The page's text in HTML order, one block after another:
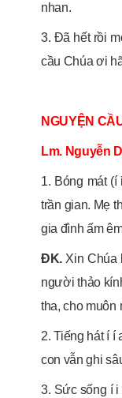
nhan.
3. Đã hết rồi
cầu Chúa ơi
NGUYỆN
Lm. Nguyễn
1. Bóng mát
trần gian. Mẹ
gia đình ấm
ĐK. Xin Chúa
người thảo
tha, cho muôn
2. Tiếng hát í í
con vẫn ghi
3. Sức sống í i